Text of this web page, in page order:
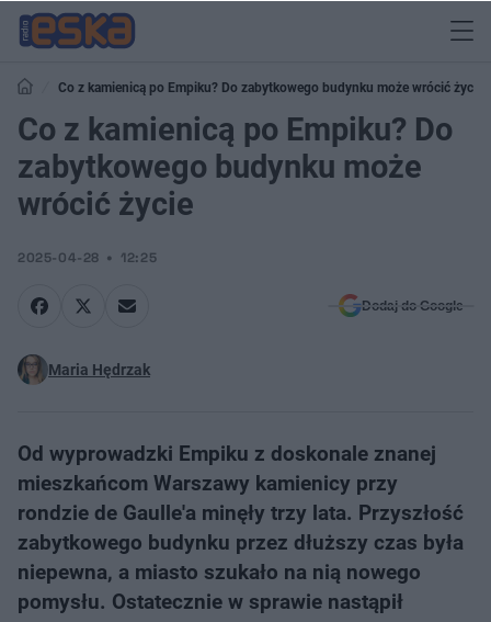
Co z kamienicą po Empiku? Do zabytkowego budynku może wrócić życie
Co z kamienicą po Empiku? Do
zabytkowego budynku może
wrócić życie
2025-04-28 12:25
Dodaj do Google
Maria Hędrzak
Od wyprowadzki Empiku z doskonale znanej
mieszkańcom Warszawy kamienicy przy
rondzie de Gaulle'a minęły trzy lata. Przyszłość
zabytkowego budynku przez dłuższy czas była
niepewna, a miasto szukało na nią nowego
pomysłu. Ostatecznie w sprawie nastąpił